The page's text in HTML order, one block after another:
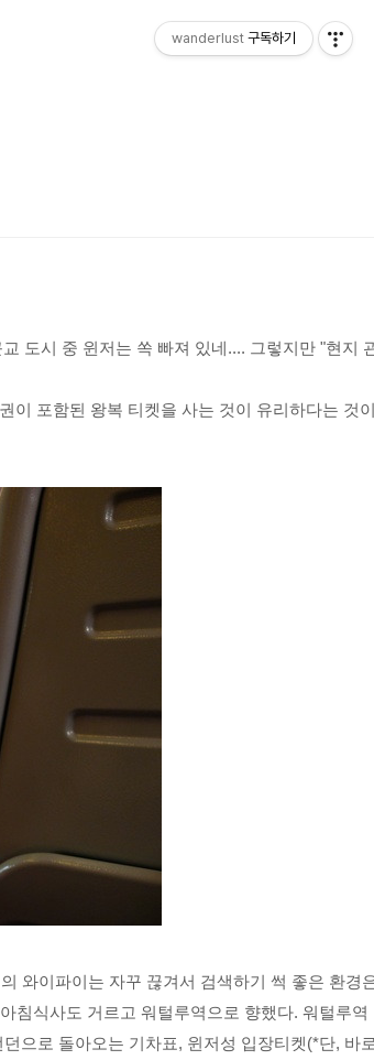
도시 중 윈저는 쏙 빠져 있네.... 그렇지만 "현지
이 포함된 왕복 티켓을 사는 것이 유리하다는 것
와이파이는 자꾸 끊겨서 검색하기 썩 좋은 환경
침식사도 거르고 워털루역으로 향했다. 워털루역
으로 돌아오는 기차표, 윈저성 입장티켓(*단, 바
wanderlust 구독하기